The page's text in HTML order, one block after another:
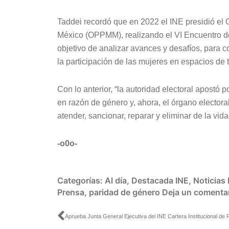
Taddei recordó que en 2022 el INE presidió
México (OPPMM), realizando el VI Encuentro
objetivo de analizar avances y desafíos, para
la participación de las mujeres en espacios
Con lo anterior, “la autoridad electoral apostó
en razón de género y, ahora, el órgano
atender, sancionar, reparar y eliminar de la
-o0o-
Categorías: Al día, Destacada INE, Noticias
Prensa, paridad de género Deja un
Ant